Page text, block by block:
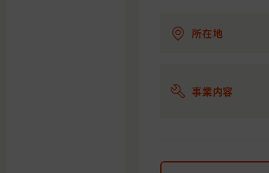
所在地
事業内容